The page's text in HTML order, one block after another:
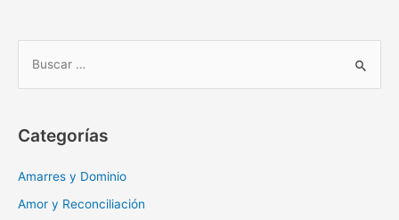
r
Categorías
Amarres y Dominio
Amor y Reconciliación